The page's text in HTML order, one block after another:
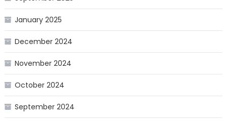
January 2025
December 2024
November 2024
October 2024
September 2024